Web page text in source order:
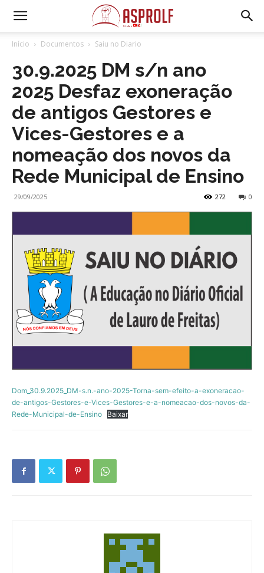
Início Documentos Saiu no Diario
30.9.2025 DM s/n ano
2025 Desfaz exoneração
de antigos Gestores e
Vices-Gestores e a
nomeação dos novos da
Rede Municipal de Ensino
29/09/2025 0
272
Dom_30.9.2025_DM-s.n.-ano-2025-Torna-sem-efeito-a-exoneracao-
de-antigos-Gestores-e-Vices-Gestores-e-a-nomeacao-dos-novos-da-
Rede-Municipal-de-Ensino
Baixar